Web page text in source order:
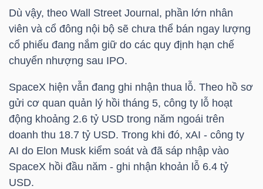
Dù vậy, theo Wall Street Journal, phần lớn nhân
viên và cổ đông nội bộ sẽ chưa thể bán ngay lượng
cổ phiếu đang nắm giữ do các quy định hạn chế
chuyển nhượng sau IPO.
SpaceX hiện vẫn đang ghi nhận thua lỗ. Theo hồ sơ
gửi cơ quan quản lý hồi tháng 5, công ty lỗ hoạt
động khoảng 2.6 tỷ USD trong năm ngoái trên
doanh thu 18.7 tỷ USD. Trong khi đó, xAI - công ty
AI do Elon Musk kiểm soát và đã sáp nhập vào
SpaceX hồi đầu năm - ghi nhận khoản lỗ 6.4 tỷ
USD.
TRÁI
PHIẾU
CÔNG
CỤ
ĐẦU
TƯ